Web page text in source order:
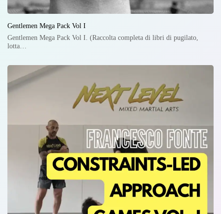
Gentlemen Mega Pack Vol I
Gentlemen Mega Pack Vol I. (Raccolta completa di libri di pugilato,
lotta…